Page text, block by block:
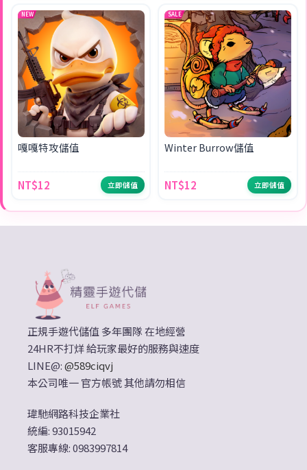
NEW
嘎嘎特攻儲值
NT$12 立即儲值
SALE
Winter Burrow儲值
NT$12 立即儲值
正規手遊代儲值 多年團隊 在地經營
24HR不打烊 給玩家最好的服務與速度
LINE@:@589ciqvj
本公司唯一 官方帳號 其他請勿相信
瑋馳網路科技企業社
統編: 93015942
客服專線: 0983997814